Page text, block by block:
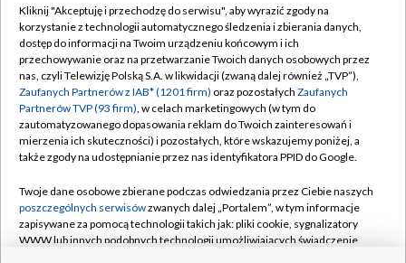
TVP
Abonament TVP
Emisja w TVP
Centrum informacji TVP
Naziemna Telewizja Cyfrowa
Rada Programowa
System NOS
Regulamin TVP
Polityka prywatności
Moje zgody
Pomoc
Kontakt
Kliknij "Akceptuję i przechodzę do serwisu", aby wyrazić zgody na
korzystanie z technologii automatycznego śledzenia i zbierania danych,
dostęp do informacji na Twoim urządzeniu końcowym i ich
przechowywanie oraz na przetwarzanie Twoich danych osobowych przez
nas, czyli Telewizję Polską S.A. w likwidacji (zwaną dalej również „TVP”),
Zaufanych Partnerów z IAB* (1201 firm) oraz pozostałych Zaufanych
Partnerów TVP (93 firm), w celach marketingowych (w tym do
zautomatyzowanego dopasowania reklam do Twoich zainteresowań i
mierzenia ich skuteczności) i pozostałych, które wskazujemy poniżej, a
także zgody na udostępnianie przez nas identyfikatora PPID do Google.
Twoje dane osobowe zbierane podczas odwiedzania przez Ciebie naszych
poszczególnych serwisówzwanych dalej „Portalem”, w tym informacje
zapisywane za pomocą technologii takich jak: pliki cookie, sygnalizatory
WWW lub innych podobnych technologii umożliwiających świadczenie